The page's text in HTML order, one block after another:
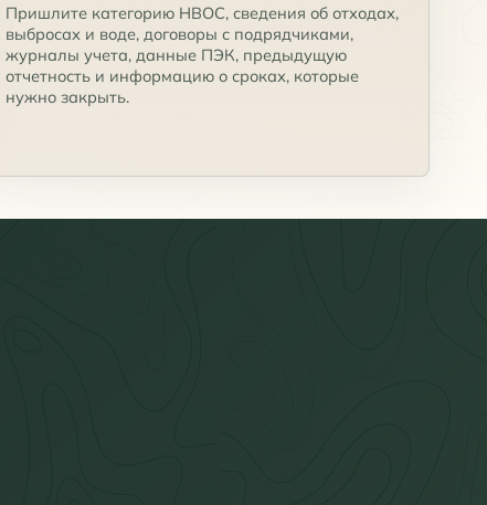
Пришлите категорию НВОС, сведения об отходах,
выбросах и воде, договоры с подрядчиками,
журналы учета, данные ПЭК, предыдущую
отчетность и информацию о сроках, которые
нужно закрыть.